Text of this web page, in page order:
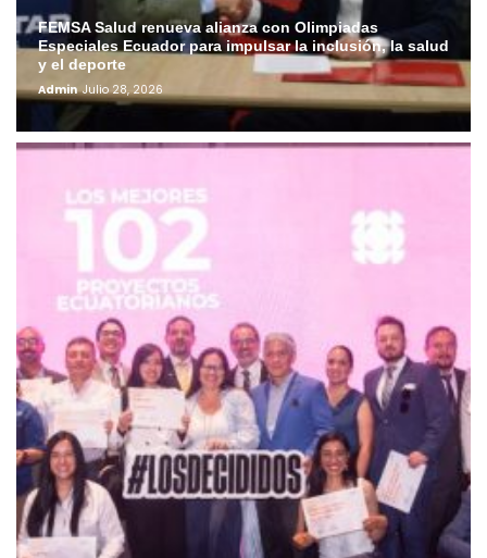
FEMSA Salud renueva alianza con Olimpiadas
Especiales Ecuador para impulsar la inclusión, la salud
y el deporte
Admin Julio 28, 2026